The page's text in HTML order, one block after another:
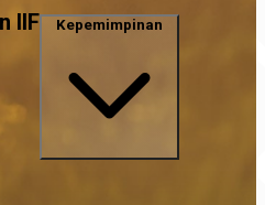
IIF Kepemimpinan